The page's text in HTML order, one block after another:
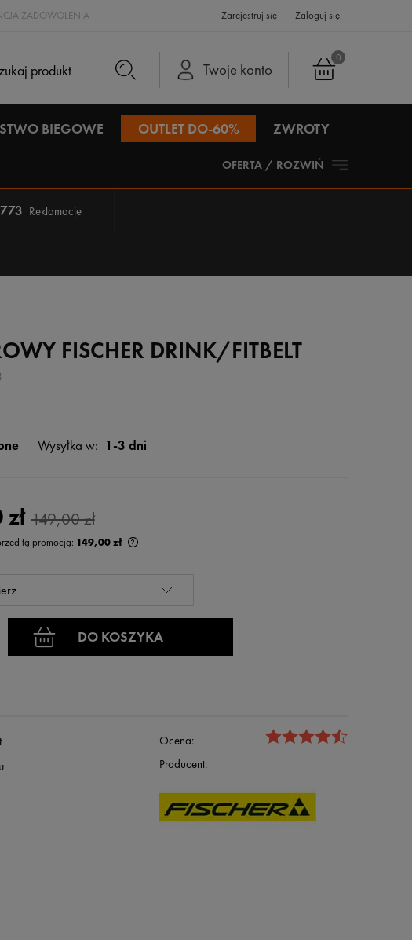
ZADOWOLENIA Zarejestruj się Zaloguj się
0
Twoje konto
BIEGOWE OUTLET DO-60% ZWROTY
OFERTA / ROZWIŃ
Reklamacje
FISCHER DRINK/FITBELT
Wysyłka w: 1-3 dni
149,00 zł
tą promocją:149,00 zł
cena od momentu,
DO KOSZYKA
Ocena:
Producent: